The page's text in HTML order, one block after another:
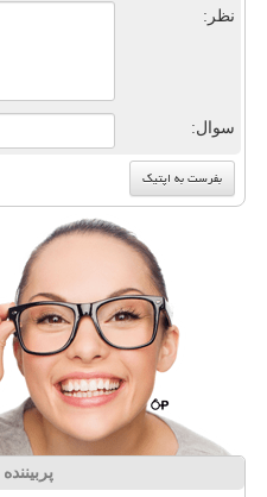
نظر:
سوال: